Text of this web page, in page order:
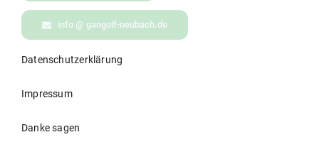
info @ gangolf-neubach.de
Datenschutzerklärung
Impressum
Danke sagen